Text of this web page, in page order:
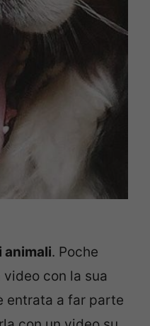
animali. Poche
con la sua
entrata a far parte